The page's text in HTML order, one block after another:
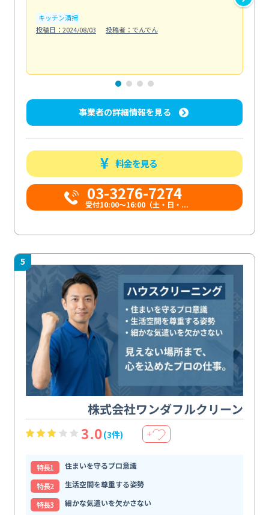
キッチン清掃
投稿日：2024/08/03
投稿者：でんでん
事業者の詳細情報を見る
料金を見る
03-3276-7274
受付10:00〜16:00（土・日・...
5
株式会社ワンダフルクリーン
3.0(3件) ＋
特⻑1
住まいを守るプロ意識
特⻑2
生活空間を尊重する姿勢
特⻑3
細かな気遣いを欠かさない